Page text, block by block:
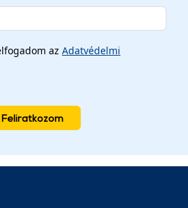
az Adatvédelmi
Feliratkozom